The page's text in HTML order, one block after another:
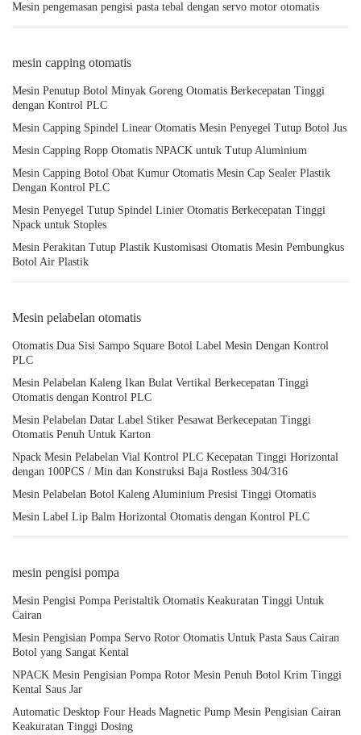
Mesin pengemasan pengisi pasta tebal dengan servo motor otomatis
mesin capping otomatis
Mesin Penutup Botol Minyak Goreng Otomatis Berkecepatan Tinggi
dengan Kontrol PLC
Mesin Capping Spindel Linear Otomatis Mesin Penyegel Tutup Botol Jus
Mesin Capping Ropp Otomatis NPACK untuk Tutup Aluminium
Mesin Capping Botol Obat Kumur Otomatis Mesin Cap Sealer Plastik
Dengan Kontrol PLC
Mesin Penyegel Tutup Spindel Linier Otomatis Berkecepatan Tinggi
Npack untuk Stoples
Mesin Perakitan Tutup Plastik Kustomisasi Otomatis Mesin Pembungkus
Botol Air Plastik
Mesin pelabelan otomatis
Otomatis Dua Sisi Sampo Square Botol Label Mesin Dengan Kontrol
PLC
Mesin Pelabelan Kaleng Ikan Bulat Vertikal Berkecepatan Tinggi
Otomatis dengan Kontrol PLC
Mesin Pelabelan Datar Label Stiker Pesawat Berkecepatan Tinggi
Otomatis Penuh Untuk Karton
Npack Mesin Pelabelan Vial Kontrol PLC Kecepatan Tinggi Horizontal
dengan 100PCS / Min dan Konstruksi Baja Rostless 304/316
Mesin Pelabelan Botol Kaleng Aluminium Presisi Tinggi Otomatis
Mesin Label Lip Balm Horizontal Otomatis dengan Kontrol PLC
mesin pengisi pompa
Mesin Pengisi Pompa Peristaltik Otomatis Keakuratan Tinggi Untuk
Cairan
Mesin Pengisian Pompa Servo Rotor Otomatis Untuk Pasta Saus Cairan
Botol yang Sangat Kental
NPACK Mesin Pengisian Pompa Rotor Mesin Penuh Botol Krim Tinggi
Kental Saus Jar
Automatic Desktop Four Heads Magnetic Pump Mesin Pengisian Cairan
Keakuratan Tinggi Dosing